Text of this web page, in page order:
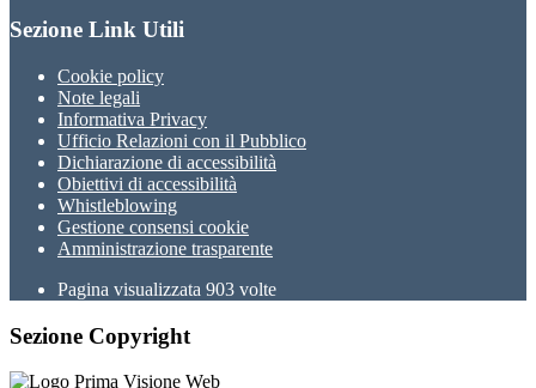
Sezione Link Utili
Cookie policy
Note legali
Informativa Privacy
Ufficio Relazioni con il Pubblico
Dichiarazione di accessibilità
Obiettivi di accessibilità
Whistleblowing
Gestione consensi cookie
Amministrazione trasparente
Pagina visualizzata 903 volte
Sezione Copyright